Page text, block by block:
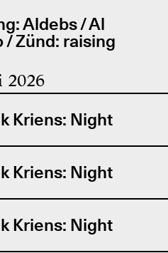
Aldebs / Al
/ Zünd: raising
2026
Kriens: Night
Kriens: Night
Kriens: Night